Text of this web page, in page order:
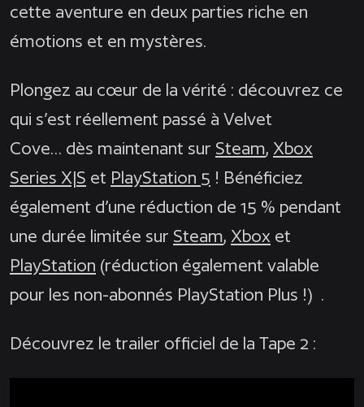
cette aventure en deux parties riche en
émotions et en mystères.
Plongez au cœur de la vérité : découvrez ce
qui s’est réellement passé à Velvet
Cove… dès maintenant sur Steam, Xbox
Series X|S et PlayStation 5 ! Bénéficiez
également d’une réduction de 15 % pendant
une durée limitée sur Steam, Xbox et
PlayStation (réduction également valable
pour les non-abonnés PlayStation Plus !) .
Découvrez le trailer officiel de la Tape 2 :